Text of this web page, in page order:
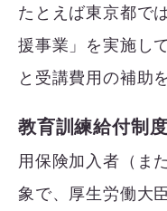
たとえば東京都で
援事業」を実施し
と受講費用の補助
教育訓練給付制度
用保険加入者（ま
象で、厚生労働大